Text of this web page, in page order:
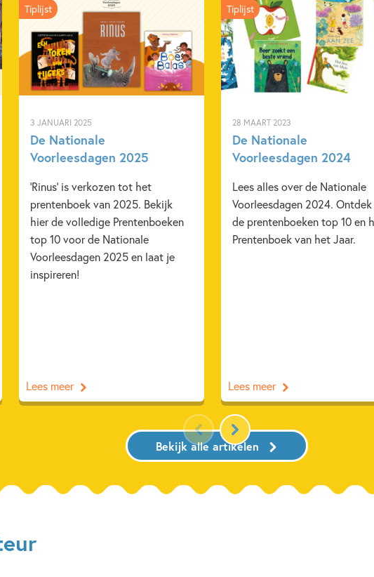
3 JANUARI 2025
De Nationale
Voorleesdagen 2025
'Rinus' is verkozen tot het
prentenboek van 2025. Bekijk
hier de volledige Prentenboeken
top 10 voor de Nationale
Voorleesdagen 2025 en laat je
inspireren!
Tiplijst
Lees meer
28 MAART 2023
De Nationale
Voorleesdagen 2024
Lees alles over de Nationale
Voorleesdagen 2024.
de prentenboeken top 10 en
Prentenboek van het Jaar.
Tiplijst
Lees meer
Bekijk alle artikelen